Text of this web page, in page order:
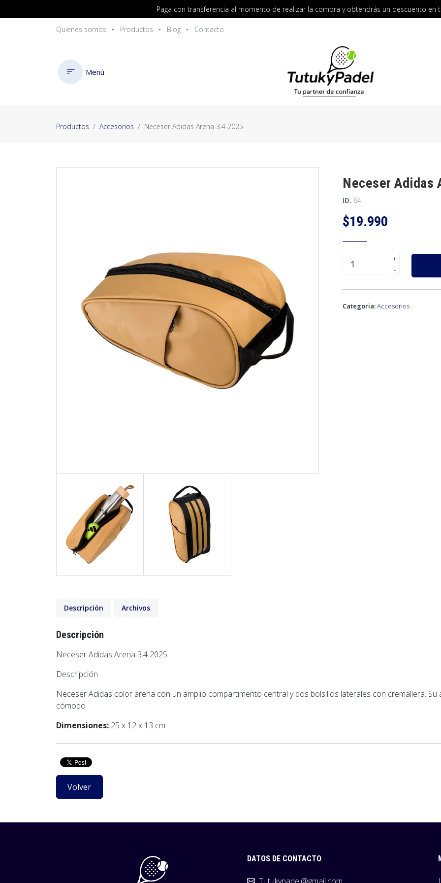
Paga con transferencia al momento de realizar la compra y obtendrás un descuento
Quienes somos Productos Blog Contacto
Menú
Productos Accesorios Neceser Adidas Arena 3.4 2025
Neceser Adidas
ID. 64
$19.990
+
-
Categoria:Accesorios
Descripción Archivos
Descripción
Neceser Adidas Arena 3.4 2025
Descripción
Neceser Adidas color arena con un amplio compartimento central y dos bolsillos laterales con cremallera.
cómodo
Dimensiones: 25 x 12 x 13 cm
Volver
DATOS DE CONTACTO